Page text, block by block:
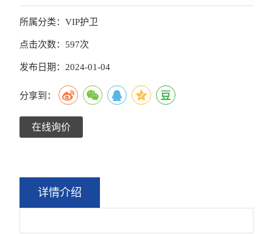
所属分类：VIP护卫
点击次数：597次
发布日期：2024-01-04
分享到：
在线询价
详情介绍